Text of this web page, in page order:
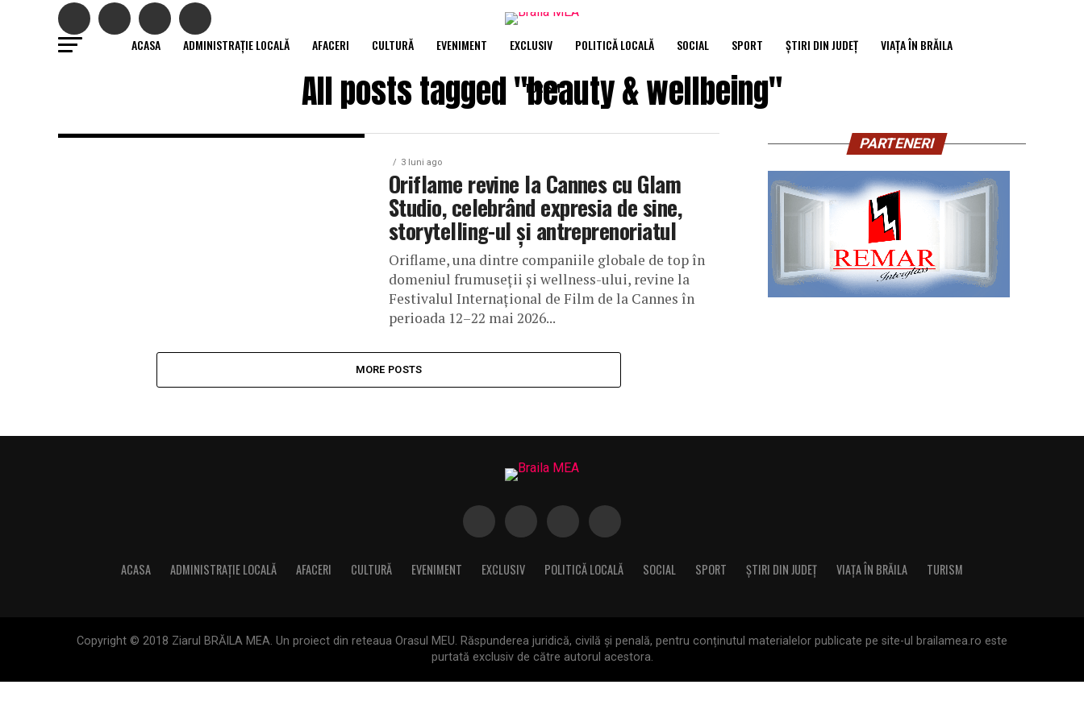
ACASA ADMINISTRAȚIE LOCALĂ AFACERI CULTURĂ EVENIMENT EXCLUSIV POLITICĂ LOCALĂ SOCIAL SPORT ȘTIRI DIN JUDEȚ VIAȚA ÎN BRĂILA
TURISM
All posts tagged "beauty & wellbeing"
3 luni ago
Oriflame revine la Cannes cu Glam
Studio, celebrând expresia de sine,
storytelling-ul și antreprenoriatul
Oriflame, una dintre companiile globale de top în
domeniul frumuseții și wellness-ului, revine la
Festivalul Internațional de Film de la Cannes în
perioada 12–22 mai 2026...
MORE POSTS
PARTENERI
ACASA ADMINISTRAȚIE LOCALĂ AFACERI CULTURĂ EVENIMENT EXCLUSIV POLITICĂ LOCALĂ SOCIAL SPORT ȘTIRI DIN JUDEȚ VIAȚA ÎN BRĂILA TURISM
Copyright © 2018 Ziarul BRĂILA MEA. Un proiect din reteaua Orasul MEU. Răspunderea juridică, civilă și penală, pentru conținutul materialelor publicate pe site-ul brailamea.ro este
purtată exclusiv de către autorul acestora.